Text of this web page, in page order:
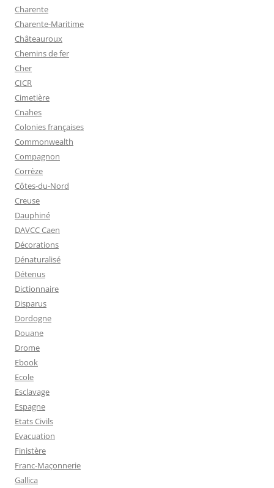
Charente
Charente-Maritime
Châteauroux
Chemins de fer
Cher
CICR
Cimetière
Cnahes
Colonies françaises
Commonwealth
Compagnon
Corrèze
Côtes-du-Nord
Creuse
Dauphiné
DAVCC Caen
Décorations
Dénaturalisé
Détenus
Dictionnaire
Disparus
Dordogne
Douane
Drome
Ebook
Ecole
Esclavage
Espagne
Etats Civils
Evacuation
Finistère
Franc-Maçonnerie
Gallica